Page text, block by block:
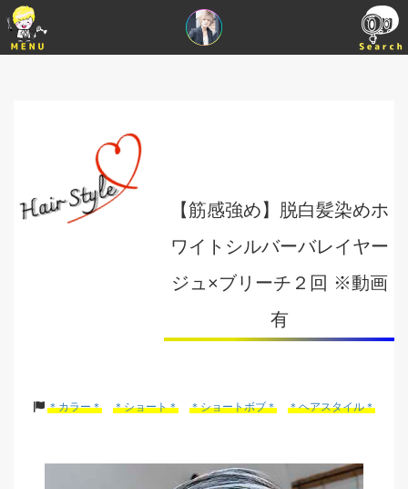
【筋感強め】脱白髪染めホ
ワイトシルバーバレイヤー
ジュ×ブリーチ２回 ※動画
有
＊カラー＊ ＊ショート＊ ＊ショートボブ＊ ＊ヘアスタイル＊